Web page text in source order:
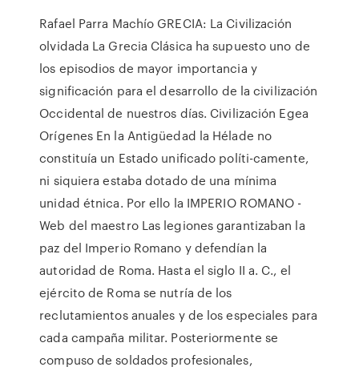
Rafael Parra Machío GRECIA: La Civilización
olvidada La Grecia Clásica ha supuesto uno de
los episodios de mayor importancia y
significación para el desarrollo de la civilización
Occidental de nuestros días. Civilización Egea
Orígenes En la Antigüedad la Hélade no
constituía un Estado unificado políti-camente,
ni siquiera estaba dotado de una mínima
unidad étnica. Por ello la IMPERIO ROMANO -
Web del maestro Las legiones garantizaban la
paz del Imperio Romano y defendían la
autoridad de Roma. Hasta el siglo II a. C., el
ejército de Roma se nutría de los
reclutamientos anuales y de los especiales para
cada campaña militar. Posteriormente se
compuso de soldados profesionales,